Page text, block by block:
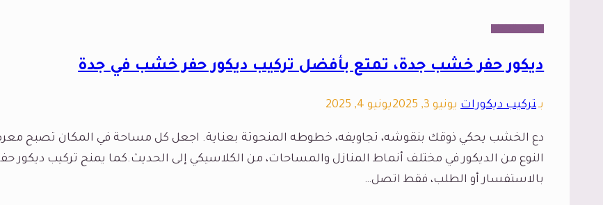
مع
شاشات
الديكور الداخلي
ديكور حفر خشب جدة، تمتع بأفضل تركيب ديكور حفر خشب في جدة
بـتركيب ديكورات يونيو 3, 2025 يونيو 4, 2025
دع الخشب يحكي ذوقك بنقوشه، تجاويفه، خطوطه المنحوتة بعناية. اجعل كل مساحة في المكان تصبح
النوع من الديكور في مختلف أنماط المنازل والمساحات، من الكلاسيكي إلى الحديث.كما يمنح تركيب
بالاستفسار أو الطلب، فقط اتصل…